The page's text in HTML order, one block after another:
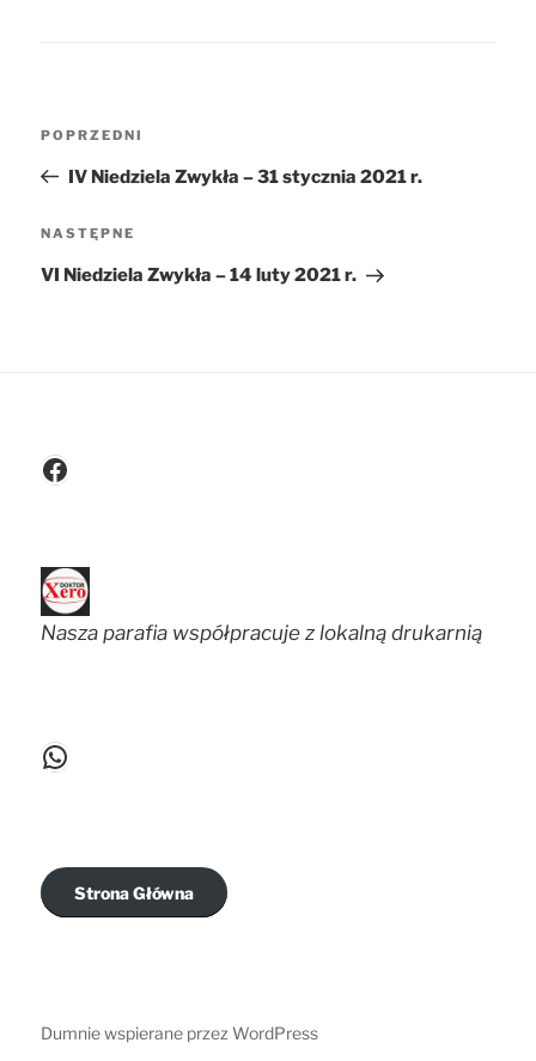
Nawigacja
wpisu
Poprzedni
wpis
POPRZEDNI
IV Niedziela Zwykła – 31 stycznia 2021 r.
Następny
wpis
NASTĘPNE
VI Niedziela Zwykła – 14 luty 2021 r.
Facebook
Nasza parafia współpracuje z lokalną drukarnią
WhatsApp
Strona Główna
Dumnie wspierane przez WordPress